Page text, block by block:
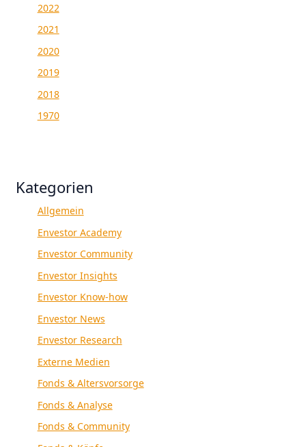
2022
2021
2020
2019
2018
1970
Kategorien
Allgemein
Envestor Academy
Envestor Community
Envestor Insights
Envestor Know-how
Envestor News
Envestor Research
Externe Medien
Fonds & Altersvorsorge
Fonds & Analyse
Fonds & Community